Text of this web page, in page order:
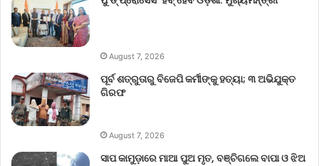
August 7, 2026
ପୂର୍ବ ଶତ୍ରୁତାରୁ ବିଜେପି କର୍ମୀଙ୍କୁ ହତ୍ୟା; ୩ ଅଭିଯୁକ୍ତ
ଗିରଫ
August 7, 2026
ସାପ କାମୁଡ଼ାରେ ମାଆ ପୁଅ ମୃତ, ବଞ୍ଚିଗଲେ ବାପା ଓ ଝିଅ